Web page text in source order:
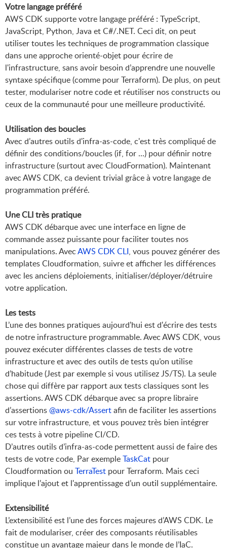
Votre langage préféré
AWS CDK supporte votre langage préféré : TypeScript,
JavaScript, Python, Java et C#/.NET. Ceci dit, on peut
utiliser toutes les techniques de programmation classique
dans une approche orienté-objet pour écrire de
l'infrastructure, sans avoir besoin d’apprendre une nouvelle
syntaxe spécifique (comme pour Terraform). De plus, on peut
tester, modulariser notre code et réutiliser nos constructs ou
ceux de la communauté pour une meilleure productivité.
Utilisation des boucles
Avec d’autres outils d'infra-as-code, c'est très compliqué de
définir des conditions/boucles (if, for ...) pour définir notre
infrastructure (surtout avec CloudFormation). Maintenant
avec AWS CDK, ca devient trivial grâce à votre langage de
programmation préféré.
Une CLI très pratique
AWS CDK débarque avec une interface en ligne de
commande assez puissante pour faciliter toutes nos
manipulations. AvecAWS CDK CLI, vous pouvez générer des
templates Cloudformation, suivre et afficher les différences
avec les anciens déploiements, initialiser/déployer/détruire
votre application.
Les tests
L’une des bonnes pratiques aujourd'hui est d'écrire des tests
de notre infrastructure programmable. Avec AWS CDK, vous
pouvez exécuter différentes classes de tests de votre
infrastructure et avec des outils de tests qu’on utilise
d’habitude (Jest par exemple si vous utilisez JS/TS). La seule
chose qui diffère par rapport aux tests classiques sont les
assertions. AWS CDK débarque avec sa propre libraire
d’assertions@aws-cdk/Assertafin de faciliter les assertions
sur votre infrastructure, et vous pouvez très bien intégrer
ces tests à votre pipeline CI/CD.
D’autres outils d’infra-as-code permettent aussi de faire des
tests de votre code, Par exempleTaskCat pour
Cloudformation ou TerraTest pour Terraform. Mais ceci
implique l’ajout et l'apprentissage d’un outil supplémentaire.
Extensibilité
L’extensibilité est l’une des forces majeures d’AWS CDK. Le
fait de modulariser, créer des composants réutilisables
constitue un avantage majeur dans le monde de l’IaC.